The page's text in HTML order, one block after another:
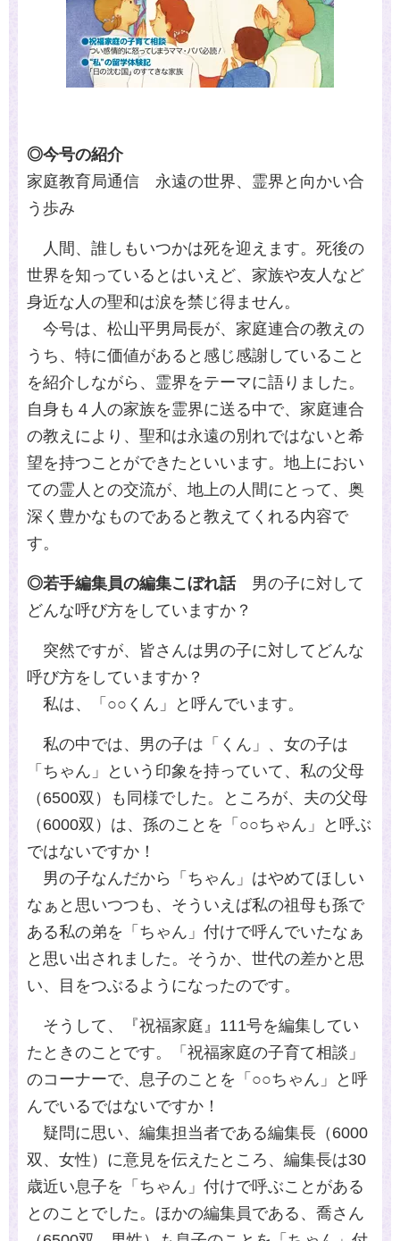
◎今号の紹介
家庭教育局通信 永遠の世界、霊界と向かい合
う歩み
人間、誰しもいつかは死を迎えます。死後の
世界を知っているとはいえど、家族や友人など
身近な人の聖和は涙を禁じ得ません。
今号は、松山平男局長が、家庭連合の教えの
うち、特に価値があると感じ感謝していること
を紹介しながら、霊界をテーマに語りました。
自身も４人の家族を霊界に送る中で、家庭連合
の教えにより、聖和は永遠の別れではないと希
望を持つことができたといいます。地上におい
ての霊人との交流が、地上の人間にとって、奥
深く豊かなものであると教えてくれる内容で
す。
◎若手編集員の編集こぼれ話男の子に対して
どんな呼び方をしていますか？
突然ですが、皆さんは男の子に対してどんな
呼び方をしていますか？
私は、「○○くん」と呼んでいます。
私の中では、男の子は「くん」、女の子は
「ちゃん」という印象を持っていて、私の父母
（6500双）も同様でした。ところが、夫の父母
（6000双）は、孫のことを「○○ちゃん」と呼ぶ
ではないですか！
男の子なんだから「ちゃん」はやめてほしい
なぁと思いつつも、そういえば私の祖母も孫で
ある私の弟を「ちゃん」付けで呼んでいたなぁ
と思い出されました。そうか、世代の差かと思
い、目をつぶるようになったのです。
そうして、『祝福家庭』111号を編集してい
たときのことです。「祝福家庭の子育て相談」
のコーナーで、息子のことを「○○ちゃん」と呼
んでいるではないですか！
疑問に思い、編集担当者である編集長（6000
双、女性）に意見を伝えたところ、編集長は30
歳近い息子を「ちゃん」付けで呼ぶことがある
とのことでした。ほかの編集員である、喬さん